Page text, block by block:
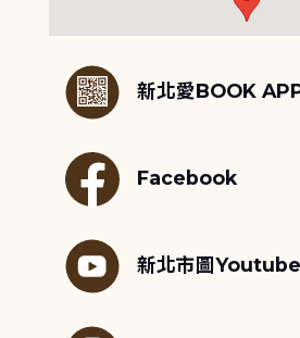
新北愛BOOK
Facebook
新北市圖Youtube